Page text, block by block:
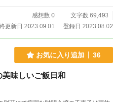
感想数 0
文字数 69,493
更新日 2023.09.01
登録日 2023.08.02
お気に入り追加 36
味しいご飯日和